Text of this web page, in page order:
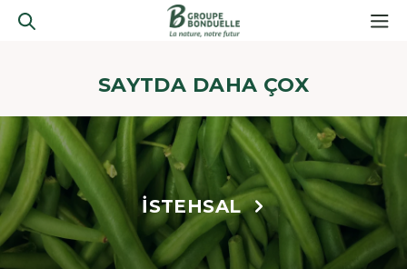
SAYTDA DAHA ÇOX
İSTEHSAL